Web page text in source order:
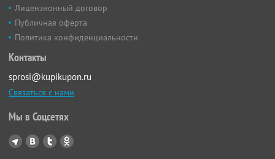
Лицензионный договор
Публичная оферта
Политика конфиденциальности
Контакты
sprosi@kupikupon.ru
Связаться с нами
Мы в Соцсетях